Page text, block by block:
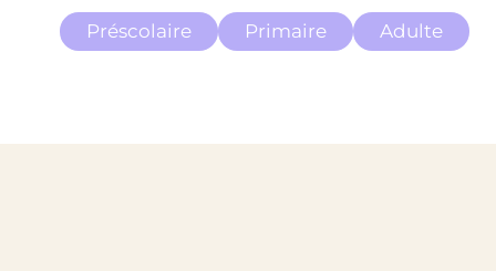
Préscolaire Primaire Adulte